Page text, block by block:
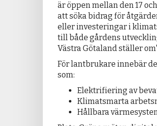
är öppen mellan den 17
att söka bidrag för
eller investeringar i
till både gårdens
Västra Götaland ställer
För lantbrukare innebär
som:
Elektrifiering av
Klimatsmarta
Hållbara